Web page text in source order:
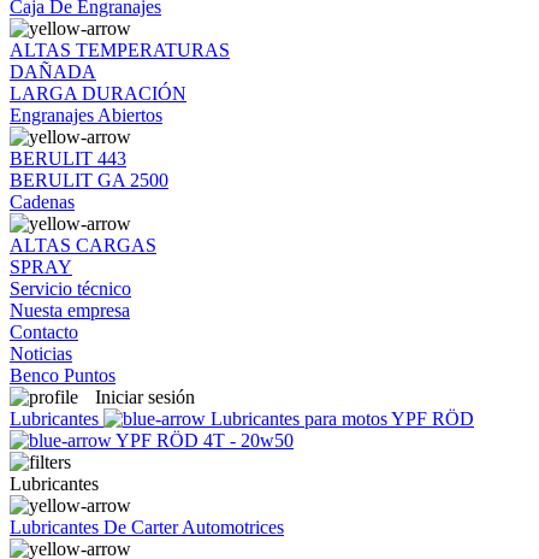
Caja De Engranajes
ALTAS TEMPERATURAS
DAÑADA
LARGA DURACIÓN
Engranajes Abiertos
BERULIT 443
BERULIT GA 2500
Cadenas
ALTAS CARGAS
SPRAY
Servicio técnico
Nuesta empresa
Contacto
Noticias
Benco Puntos
Iniciar sesión
Lubricantes
Lubricantes para motos YPF RÖD
YPF RÖD 4T - 20w50
Lubricantes
Lubricantes De Carter Automotrices